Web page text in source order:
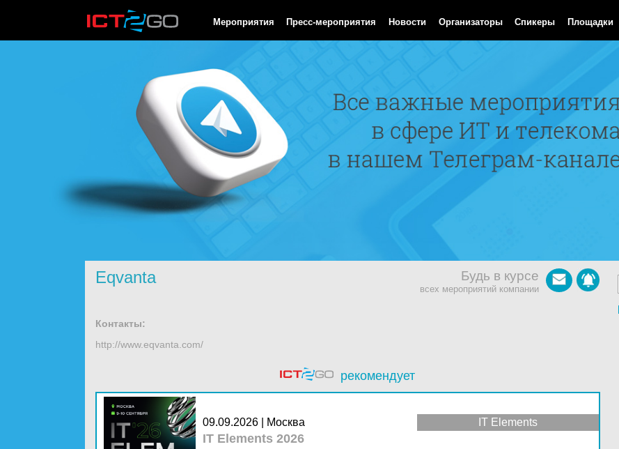
Мероприятия Пресс-мероприятия Новости Организаторы Спикеры Площадки
Eqvanta Будь в курсе
всех мероприятий компании
Контакты:
http://www.eqvanta.com/
рекомендует
IT Elements
09.09.2026 | Москва
IT Elements 2026